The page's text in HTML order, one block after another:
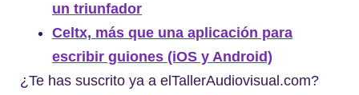
un triunfador
Celtx, más que una aplicación para
escribir guiones (iOS y Android)
¿Te has suscrito ya a elTallerAudiovisual.com?